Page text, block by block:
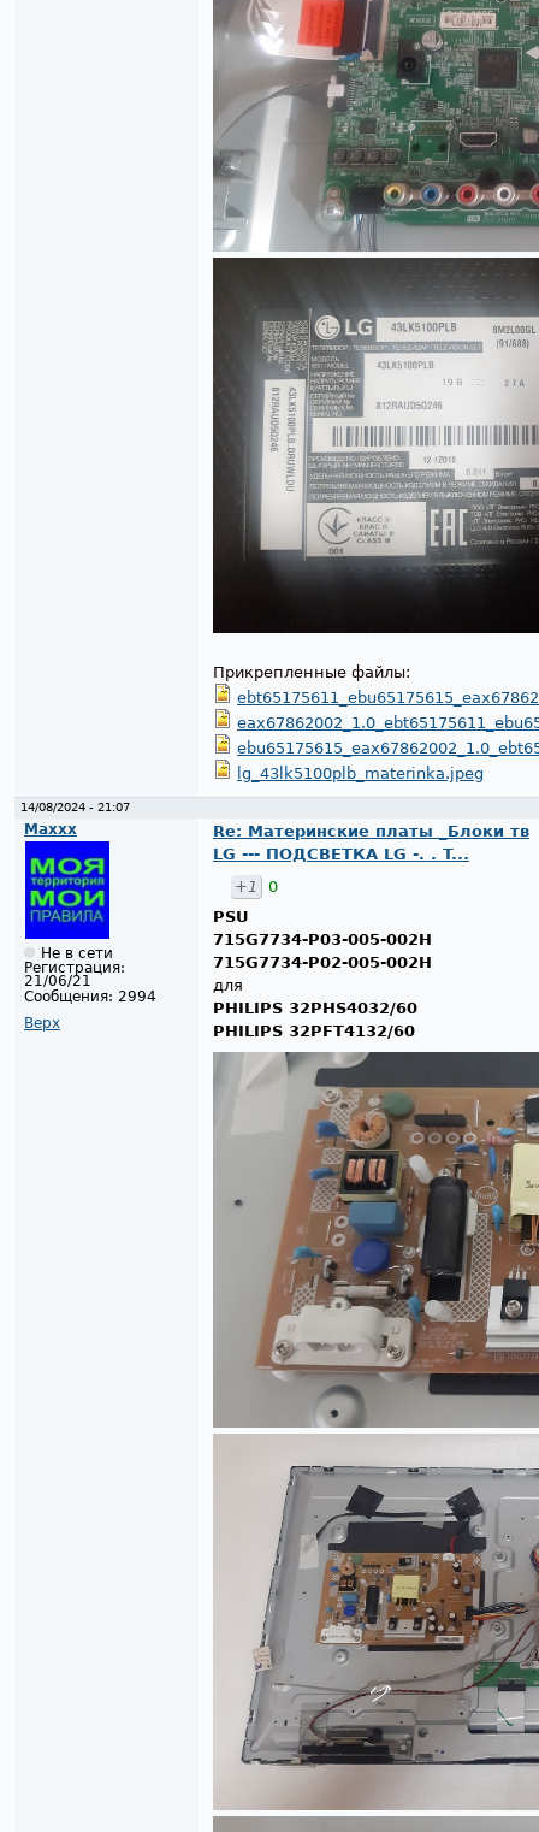
Прикрепленные файлы:
lg_43lk5100plb_materinka.jpeg
14/08/2024 - 21:07
Maxxx
Не в сети
Регистрация:
21/06/21
Сообщения: 2994
Верх
Re: Материнские платы _Блоки тв
LG --- ПОДСВЕТКА LG -. . T...
+1
0
PSU
715G7734-P03-005-002H
715G7734-P02-005-002H
для
PHILIPS 32PHS4032/60
PHILIPS 32PFT4132/60